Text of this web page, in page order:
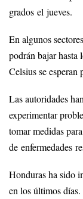
grados el jueves.
En algunos
podrán bajar hasta
Celsius se esperan
Las autoridades
experimentar
tomar medidas
de enfermedades
Honduras ha sido
en los últimos